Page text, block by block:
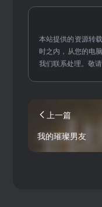
本站提供的资源转
时之内，从您的电
我们联系处理。敬
上一篇
我的璀璨男友